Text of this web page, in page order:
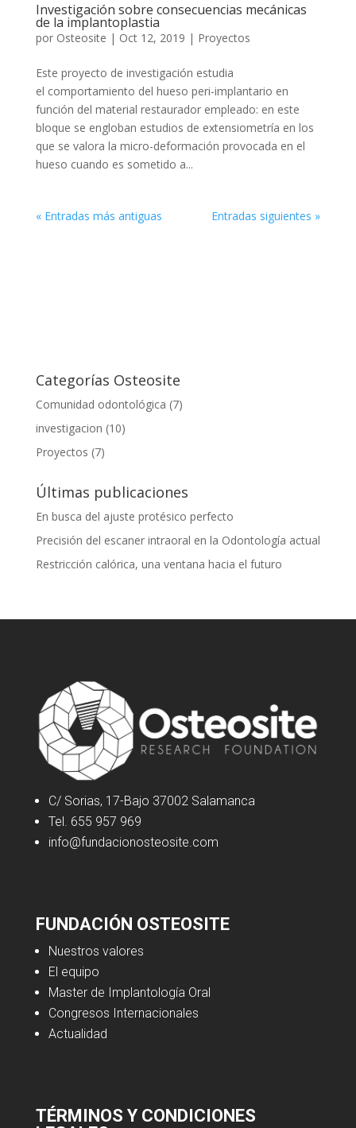
Investigación sobre consecuencias mecánicas
de la implantoplastia
por Osteosite | Oct 12, 2019 | Proyectos
Este proyecto de investigación estudia
el comportamiento del hueso peri-implantario en
función del material restaurador empleado: en este
bloque se engloban estudios de extensiometría en los
que se valora la micro-deformación provocada en el
hueso cuando es sometido a...
« Entradas más antiguas Entradas siguientes »
Categorías Osteosite
Comunidad odontológica (7)
investigacion (10)
Proyectos (7)
Últimas publicaciones
En busca del ajuste protésico perfecto
Precisión del escaner intraoral en la Odontología actual
Restricción calórica, una ventana hacia el futuro
C/ Sorias, 17-Bajo 37002 Salamanca
Tel. 655 957 969
info@fundacionosteosite.com
FUNDACIÓN OSTEOSITE
Nuestros valores
El equipo
Master de Implantología Oral
Congresos Internacionales
Actualidad
TÉRMINOS Y CONDICIONES